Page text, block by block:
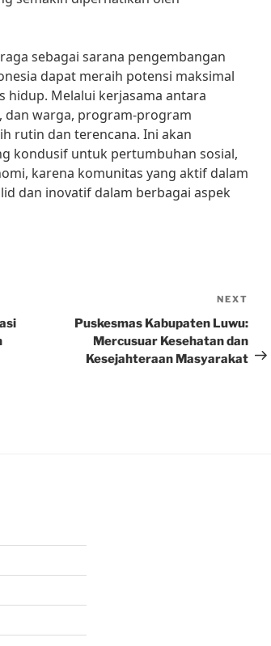
sebagai sarana pengembangan
dapat meraih potensi maksimal
hidup. Melalui kerjasama antara
dan warga, program-program
rutin dan terencana. Ini akan
kondusif untuk pertumbuhan sosial,
karena komunitas yang aktif dalam
dan inovatif dalam berbagai aspek
Post
NEXT
Puskesmas Kabupaten Luwu:
Mercusuar Kesehatan dan
Kesejahteraan Masyarakat